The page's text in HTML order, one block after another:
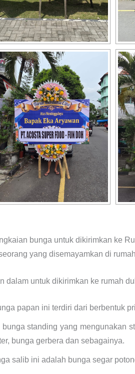
bunga untuk dikirimkan ke
yang disemayamkan di
dalam untuk dikirimkan ke rumah
papan ini terdiri dari berbentuk
standing yang mengunakan
bunga gerbera dan sebagainya.
salib ini adalah bunga segar